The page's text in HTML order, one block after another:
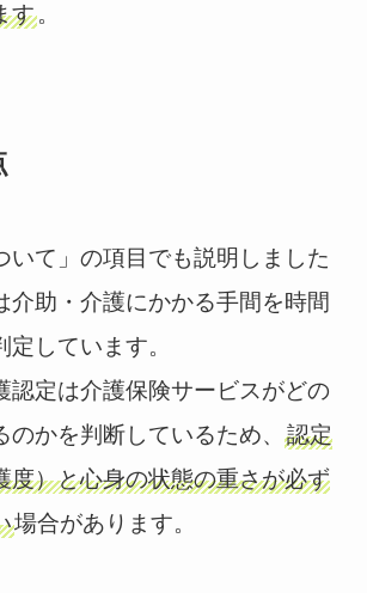
す。
いて」の項目でも説明しました
介助・介護にかかる手間を時間
しています。
認定は介護保険サービスがどの
かを判断しているため、 認定
度）と心身の状態の重さが必ず
場合があります。